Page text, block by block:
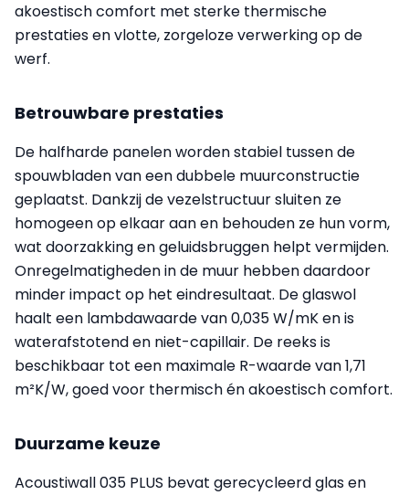
akoestisch comfort met sterke thermische
prestaties en vlotte, zorgeloze verwerking op de
werf.
Betrouwbare prestaties
De halfharde panelen worden stabiel tussen de
spouwbladen van een dubbele muurconstructie
geplaatst. Dankzij de vezelstructuur sluiten ze
homogeen op elkaar aan en behouden ze hun vorm,
wat doorzakking en geluidsbruggen helpt vermijden.
Onregelmatigheden in de muur hebben daardoor
minder impact op het eindresultaat. De glaswol
haalt een lambdawaarde van 0,035 W/mK en is
waterafstotend en niet-capillair. De reeks is
beschikbaar tot een maximale R-waarde van 1,71
m²K/W, goed voor thermisch én akoestisch comfort.
Duurzame keuze
Acoustiwall 035 PLUS bevat gerecycleerd glas en